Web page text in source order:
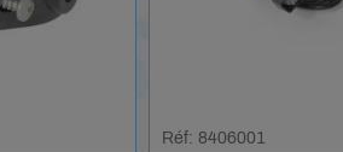
Réf: 8406001